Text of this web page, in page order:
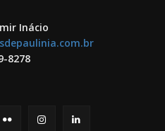
Inácio
8278